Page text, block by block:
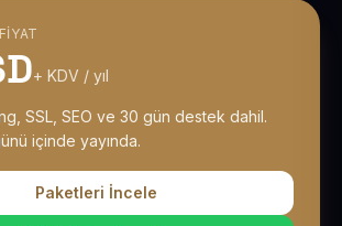
+ KDV / yıl
SSL, SEO ve 30 gün destek dahil.
içinde yayında.
Paketleri İncele